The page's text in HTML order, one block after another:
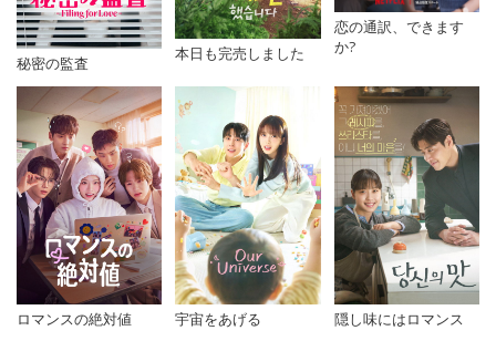
秘密の監査 本日も完売しました
恋の通訳、できます
か?
ロマンスの絶対値 宇宙をあげる 隠し味にはロマンス